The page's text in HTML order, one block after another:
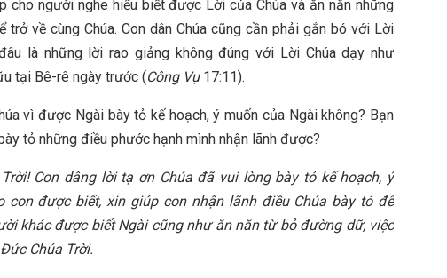
cho người nghe hiểu biết được Lời của Chúa và ăn năn những
về cùng Chúa. Con dân Chúa cũng cần phải gắn bó với Lời
là những lời rao giảng không đúng với Lời Chúa dạy như
tại Bê-rê ngày trước (Công Vụ17:11).
vì được Ngài bày tỏ kế hoạch, ý muốn của Ngài không? Bạn
tỏ những điều phước hạnh mình nhận lãnh được?
Con dâng lời tạ ơn Chúa đã vui lòng bày tỏ kế hoạch, ý
con được biết, xin giúp con nhận lãnh điều Chúa bày tỏ để
khác được biết Ngài cũng như ăn năn từ bỏ đường dữ, việc
Chúa Trời.